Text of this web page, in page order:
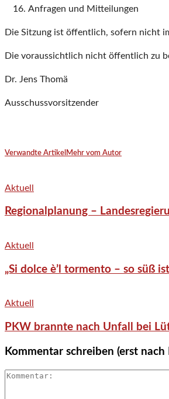
Anfragen und Mitteilungen
Die Sitzung ist öffentlich, sofern nicht
Die voraussichtlich nicht öffentlich zu
Dr. Jens Thomä
Ausschussvorsitzender
Verwandte Artikel Mehr vom Autor
Aktuell
Regionalplanung –
Aktuell
„Si dolce è’l tormento – so süß
Aktuell
PKW brannte nach Unfall bei
Kommentar schreiben (erst